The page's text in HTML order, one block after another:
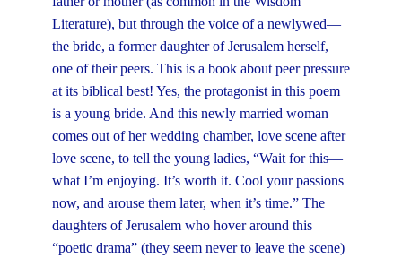
Literature), but through the voice of a newlywed—
the bride, a former daughter of Jerusalem herself,
one of their peers. This is a book about peer pressure
at its biblical best! Yes, the protagonist in this poem
is a young bride. And this newly married woman
comes out of her wedding chamber, love scene after
love scene, to tell the young ladies, “Wait for this—
what I’m enjoying. It’s worth it. Cool your passions
now, and arouse them later, when it’s time.” The
daughters of Jerusalem who hover around this
“poetic drama” (they seem never to leave the scene)